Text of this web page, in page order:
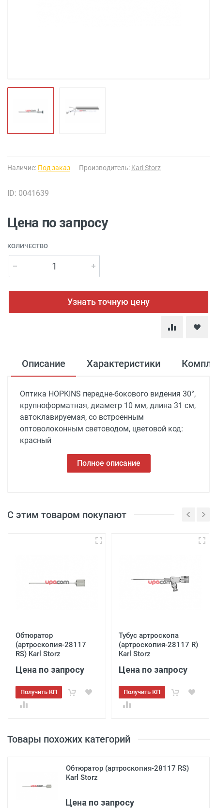
Товары похожих категорий
Обтюратор (артроскопия-28117 RS)
Karl Storz
Цена по запросу
Наличие: Под заказ Производитель: Karl Storz
ID: 0041639
Цена по запросу
КОЛИЧЕСТВО
Узнать точную цену
Описание Характеристики
Оптика HOPKINS передне-бокового видения 30°,
крупноформатная, диаметр 10 мм, длина 31 см,
автоклавируемая, со встроенным
оптоволоконным световодом, цветовой код:
красный
Полное описание
С этим товаром покупают
Обтюратор
(артроскопия-28117
RS) Karl Storz
Цена по запросу
Получить КП
Тубус артроскопа
(артроскопия-28117 R)
Karl Storz
Цена по запросу
Получить КП